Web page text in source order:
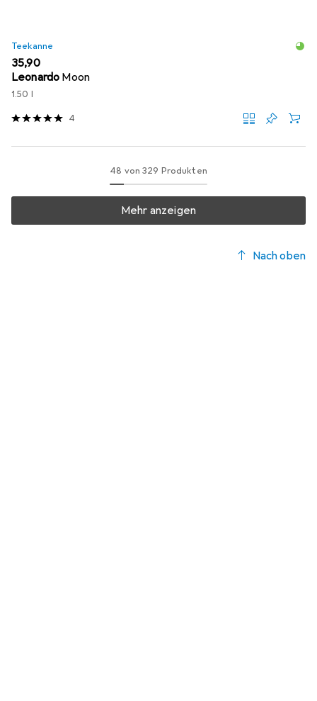
Teekanne
EUR
35,90
Leonardo Moon
1.50 l
4
48 von 329 Produkten
Mehr anzeigen
Nach oben